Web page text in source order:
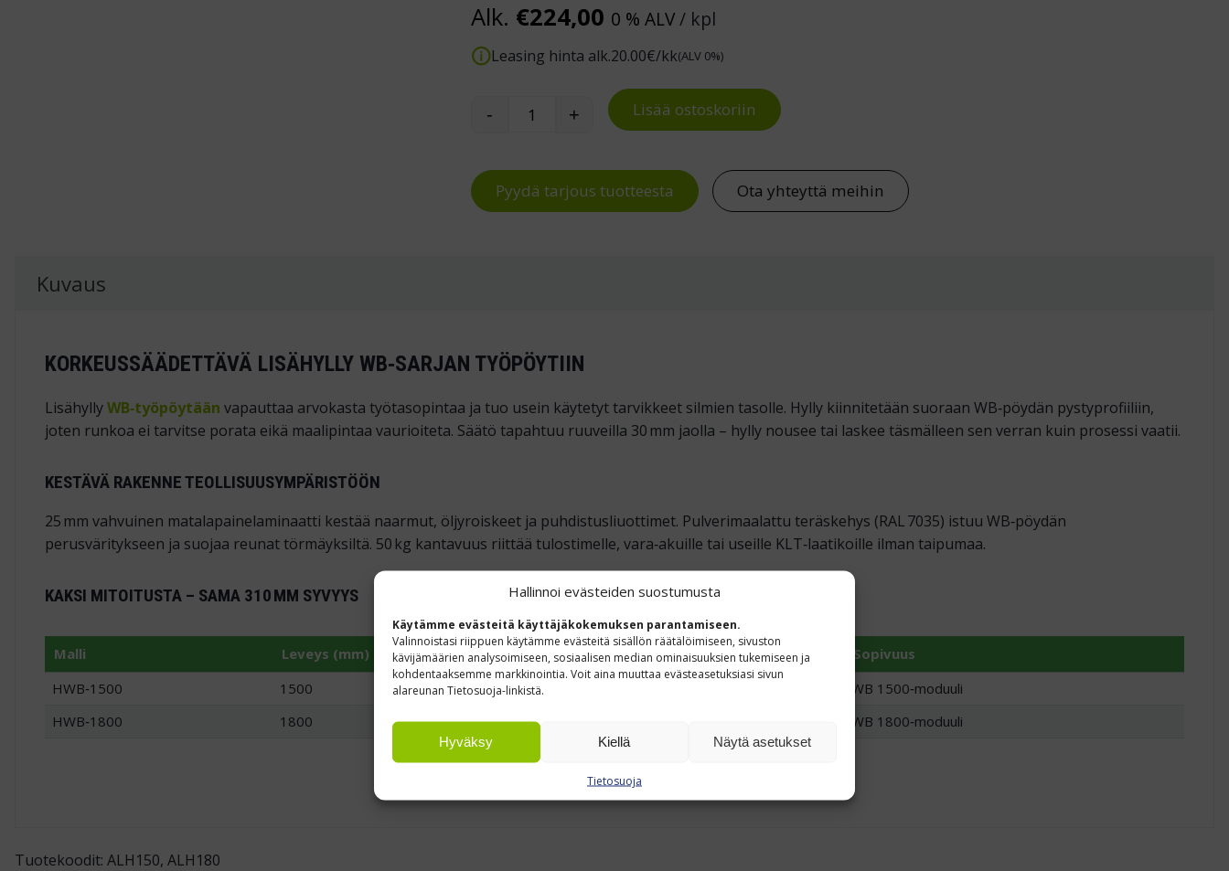
Hallinnoi evästeiden suostumusta
Käytämme evästeitä käyttäjäkokemuksen parantamiseen.
Valinnoistasi riippuen käytämme evästeitä sisällön räätälöimiseen, sivuston
kävijämäärien analysoimiseen, sosiaalisen median ominaisuuksien tukemiseen ja
kohdentaaksemme markkinointia. Voit aina muuttaa evästeasetuksiasi sivun
alareunan Tietosuoja-linkistä.
Hyväksy Kiellä Näytä asetukset
Tietosuoja
Alk. €224,00 0 % ALV/ kpl
Leasing hinta alk.20.00€/kk(ALV 0%)
Korkeussäädettävä hylly Treston WB-työpöytään määrä
- + Lisää ostoskoriin
Pyydä tarjous tuotteesta Ota yhteyttä meihin
Kuvaus
KORKEUSSÄÄDETTÄVÄ LISÄHYLLY WB‑SARJAN TYÖPÖYTIIN
LisähyllyWB‑työpöytään vapauttaa arvokasta työtasopintaa ja tuo usein käytetyt tarvikkeet silmien tasolle. Hylly kiinnitetään suoraan WB‑pöydän pystyprofiiliin,
joten runkoa ei tarvitse porata eikä maalipintaa vaurioiteta. Säätö tapahtuu ruuveilla 30 mm jaolla – hylly nousee tai laskee täsmälleen sen verran kuin prosessi vaatii.
KESTÄVÄ RAKENNE TEOLLISUUSYMPÄRISTÖÖN
25 mm vahvuinen matalapainelaminaatti kestää naarmut, öljyroiskeet ja puhdistusliuottimet. Pulverimaalattu teräskehys (RAL 7035) istuu WB‑pöydän
perusväritykseen ja suojaa reunat törmäyksiltä. 50 kg kantavuus riittää tulostimelle, vara‑akuille tai useille KLT‑laatikoille ilman taipumaa.
KAKSI MITOITUSTA – SAMA 310 MM SYVYYS
Malli Leveys (mm) Syvyys (mm)
Sopivuus
HWB‑1500
1500
WB 1500‑moduuli
HWB‑1800
1800 WB 1800‑moduuli
Tuotekoodit: ALH150, ALH180